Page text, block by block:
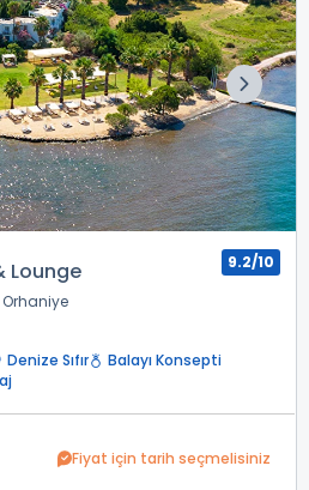
Lounge 9.2/10
Denize Sıfır
Balayı Konsepti
Fiyat için tarih seçmelisiniz